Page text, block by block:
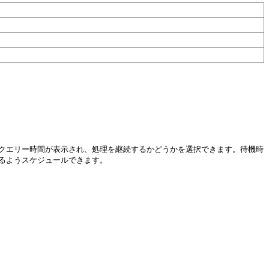
リー時間が表示され、処理を継続するかどうかを選択できます。待機時
うスケジュールできます。